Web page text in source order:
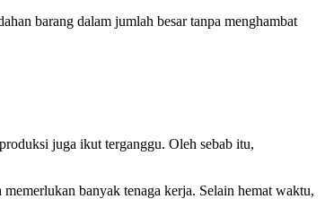
barang dalam jumlah besar tanpa menghambat
juga ikut terganggu. Oleh sebab itu,
banyak tenaga kerja. Selain hemat waktu,